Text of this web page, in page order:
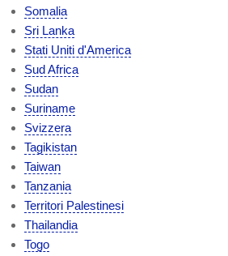
Somalia
Sri Lanka
Stati Uniti d'America
Sud Africa
Sudan
Suriname
Svizzera
Tagikistan
Taiwan
Tanzania
Territori Palestinesi
Thailandia
Togo